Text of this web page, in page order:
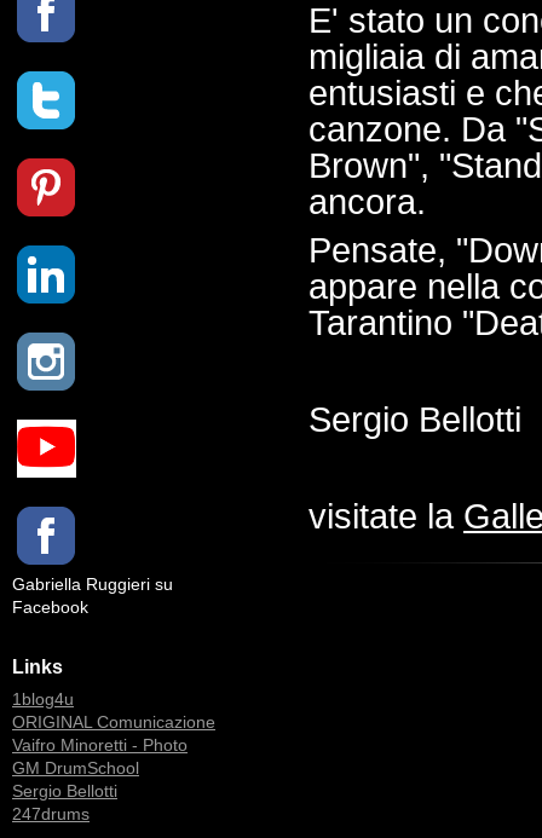
E' stato un
migliaia di
entusiasti e
canzone. Da
Brown",
ancora.
Pensate,
appare nella
Tarantino
Sergio Bellotti
visitate la
Gabriella Ruggieri su
Facebook
Links
1blog4u
ORIGINAL Comunicazione
Vaifro Minoretti - Photo
GM DrumSchool
Sergio Bellotti
247drums